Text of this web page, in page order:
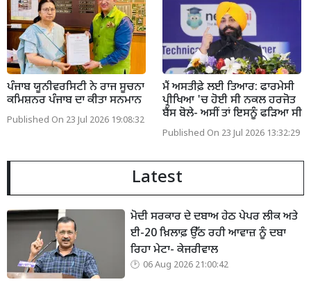
ਪੰਜਾਬ ਯੂਨੀਵਰਸਿਟੀ ਨੇ ਰਾਜ ਸੂਚਨਾ
ਕਮਿਸ਼ਨਰ ਪੰਜਾਬ ਦਾ ਕੀਤਾ ਸਨਮਾਨ
Published On 23 Jul 2026 19:08:32
ਮੈਂ ਅਸਤੀਫ਼ੇ ਲਈ ਤਿਆਰ: ਫਾਰਮੇਸੀ
ਪ੍ਰੀਖਿਆ 'ਚ ਹੋਈ ਸੀ ਨਕਲ ਹਰਜੋਤ
ਬੈਂਸ ਬੋਲੇ- ਅਸੀਂ ਤਾਂ ਇਸਨੂੰ ਫੜਿਆ ਸੀ
Published On 23 Jul 2026 13:32:29
Latest
ਮੋਦੀ ਸਰਕਾਰ ਦੇ ਦਬਾਅ ਹੇਠ ਪੇਪਰ ਲੀਕ ਅਤੇ
ਈ-20 ਖ਼ਿਲਾਫ਼ ਉੱਠ ਰਹੀ ਆਵਾਜ਼ ਨੂੰ ਦਬਾ
ਰਿਹਾ ਮੇਟਾ- ਕੇਜਰੀਵਾਲ
06 Aug 2026 21:00:42